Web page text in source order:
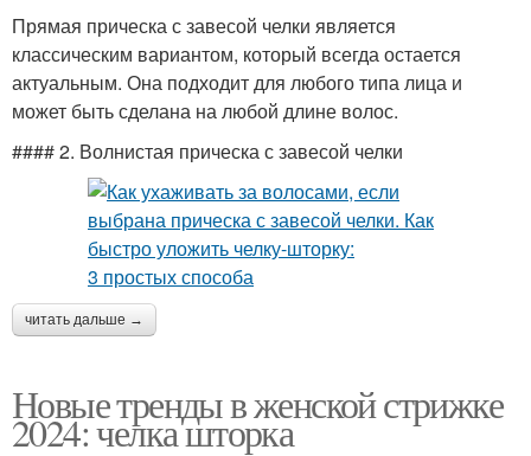
Прямая прическа с завесой челки является
классическим вариантом, который всегда остается
актуальным. Она подходит для любого типа лица и
может быть сделана на любой длине волос.
#### 2. Волнистая прическа с завесой челки
читать дальше →
Новые тренды в женской стрижке
2024: челка шторка